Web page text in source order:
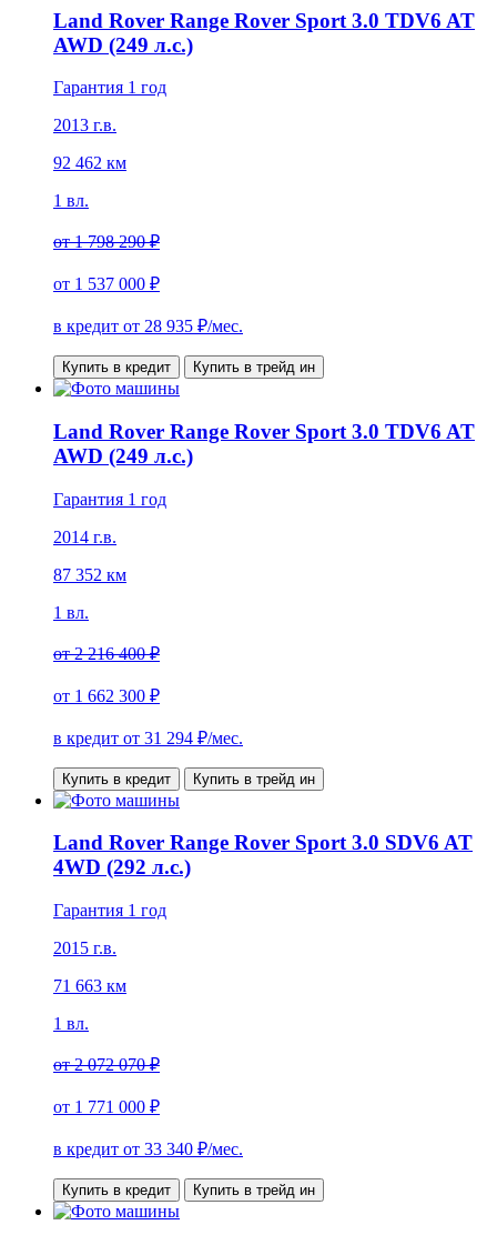
Land Rover Range Rover Sport 3.0 TDV6 AT
AWD (249 л.с.)
Гарантия 1 год
2013 г.в.
92 462 км
1 вл.
от1 798 290 ₽
от 1 537 000 ₽
в кредит от 28 935 ₽/мес.
Купить в кредит Купить в трейд ин
Land Rover Range Rover Sport 3.0 TDV6 AT
AWD (249 л.с.)
Гарантия 1 год
2014 г.в.
87 352 км
1 вл.
от2 216 400 ₽
от 1 662 300 ₽
в кредит от 31 294 ₽/мес.
Купить в кредит Купить в трейд ин
Land Rover Range Rover Sport 3.0 SDV6 AT
4WD (292 л.с.)
Гарантия 1 год
2015 г.в.
71 663 км
1 вл.
от2 072 070 ₽
от 1 771 000 ₽
в кредит от 33 340 ₽/мес.
Купить в кредит Купить в трейд ин